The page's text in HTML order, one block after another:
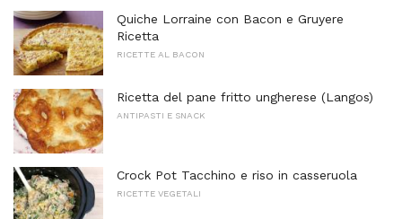
Quiche Lorraine con Bacon e Gruyere
Ricetta
RICETTE AL BACON
Ricetta del pane fritto ungherese (Langos)
ANTIPASTI E SNACK
Crock Pot Tacchino e riso in casseruola
RICETTE VEGETALI